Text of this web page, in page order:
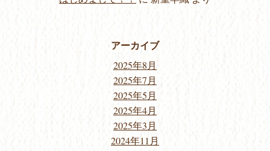
アーカイブ
2025年8月
2025年7月
2025年5月
2025年4月
2025年3月
2024年11月